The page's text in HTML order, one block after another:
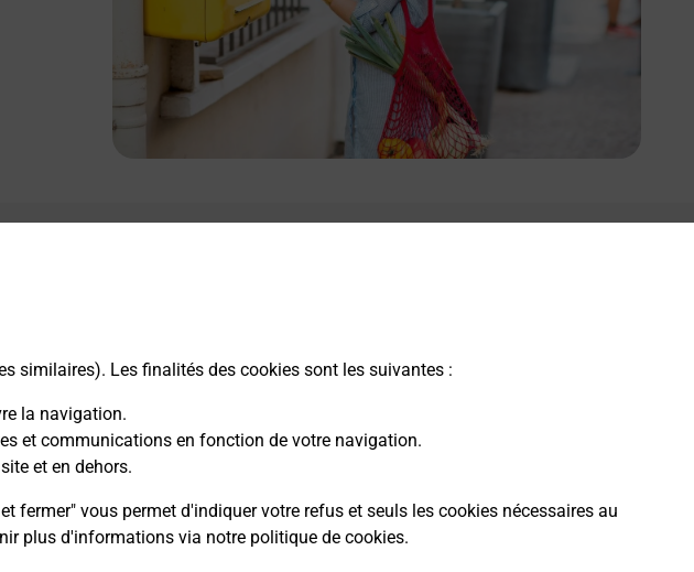
similaires). Les finalités des cookies sont les suivantes :
la navigation.
et communications en fonction de votre navigation.
et en dehors.
fermer" vous permet d'indiquer votre refus et seuls les cookies nécessaires au
plus d'informations via notre politique de cookies.